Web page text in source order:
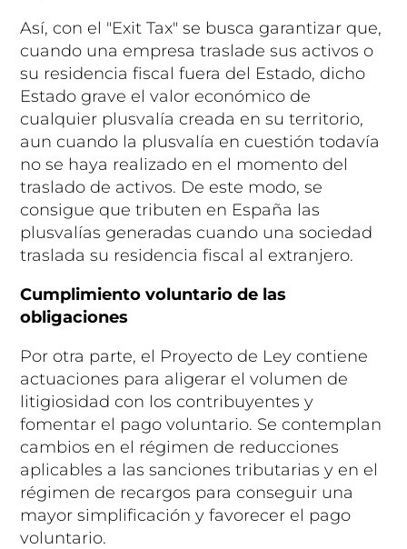
Así, con el "Exit Tax" se busca garantizar que,
cuando una empresa traslade sus activos o
su residencia fiscal fuera del Estado, dicho
Estado grave el valor económico de
cualquier plusvalía creada en su territorio,
aun cuando la plusvalía en cuestión todavía
no se haya realizado en el momento del
traslado de activos. De este modo, se
consigue que tributen en España las
plusvalías generadas cuando una sociedad
traslada su residencia fiscal al extranjero.
Cumplimiento voluntario de las
obligaciones
Por otra parte, el Proyecto de Ley contiene
actuaciones para aligerar el volumen de
litigiosidad con los contribuyentes y
fomentar el pago voluntario. Se contemplan
cambios en el régimen de reducciones
aplicables a las sanciones tributarias y en el
régimen de recargos para conseguir una
mayor simplificación y favorecer el pago
voluntario.